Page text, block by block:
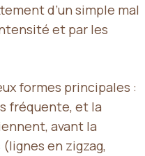
d’un simple mal
et par les
formes principales :
fréquente, et la
avant la
en zigzag,